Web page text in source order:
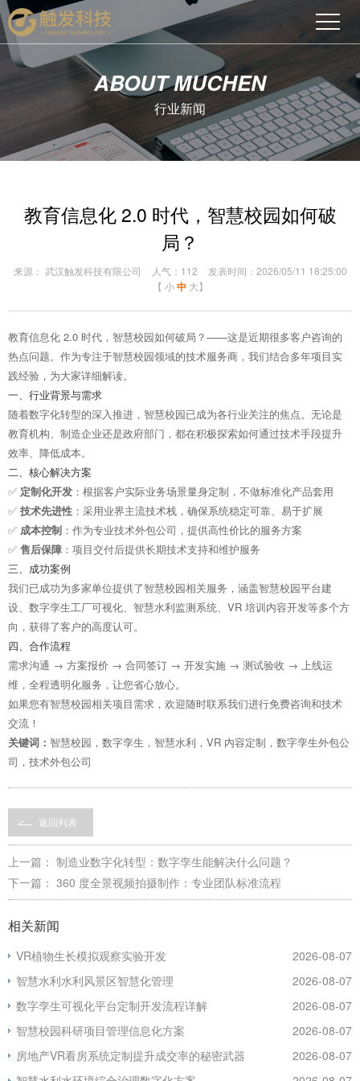
ABOUT MUCHEN
行业新闻
教育信息化 2.0 时代，智慧校园如何破
局？
来源： 武汉触发科技有限公司 人气：112
发表时间：2026/05/11 18:25:00
【 小 中 大】
教育信息化 2.0 时代，智慧校园如何破局？——这是近期很多客户咨询的
热点问题。作为专注于智慧校园领域的技术服务商，我们结合多年项目实
践经验，为大家详细解读。
一、行业背景与需求
随着数字化转型的深入推进，智慧校园已成为各行业关注的焦点。无论是
教育机构、制造企业还是政府部门，都在积极探索如何通过技术手段提升
效率、降低成本。
二、核心解决方案
✅ 定制化开发 ：根据客户实际业务场景量身定制，不做标准化产品套用
✅ 技术先进性 ：采用业界主流技术栈，确保系统稳定可靠、易于扩展
✅ 成本控制 ：作为专业技术外包公司，提供高性价比的服务方案
✅ 售后保障 ：项目交付后提供长期技术支持和维护服务
三、成功案例
我们已成功为多家单位提供了智慧校园相关服务，涵盖智慧校园平台建
设、数字孪生工厂可视化、智慧水利监测系统、VR 培训内容开发等多个方
向，获得了客户的高度认可。
四、合作流程
需求沟通 → 方案报价 → 合同签订 → 开发实施 → 测试验收 → 上线运
维，全程透明化服务，让您省心放心。
如果您有智慧校园相关项目需求，欢迎随时联系我们进行免费咨询和技术
交流！
关键词： 智慧校园，数字孪生，智慧水利，VR 内容定制，数字孪生外包公
司，技术外包公司
返回列表
上一篇： 制造业数字化转型：数字孪生能解决什么问题？
下一篇： 360 度全景视频拍摄制作：专业团队标准流程
相关新闻
VR植物生长模拟观察实验开发
2026-08-07
智慧水利水利风景区智慧化管理
2026-08-07
数字孪生可视化平台定制开发流程详解
2026-08-07
智慧校园科研项目管理信息化方案
2026-08-07
房地产VR看房系统定制提升成交率的秘密武器
2026-08-07